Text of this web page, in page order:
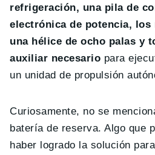
refrigeración, una pila de
electrónica de potencia,
una hélice de ocho palas y
auxiliar necesario para
un unidad de propulsión
Curiosamente, no se
batería de reserva. Algo que
haber logrado la solución